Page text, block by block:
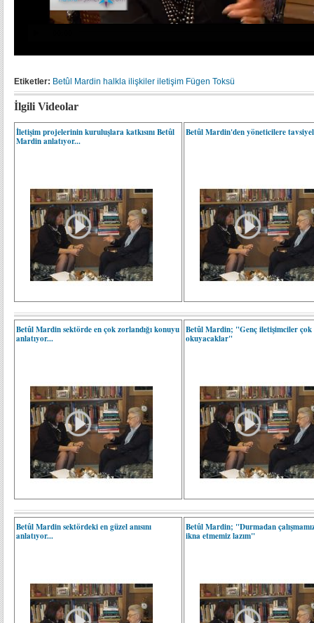
Etiketler: Betûl Mardin halkla ilişkiler iletişim Fügen Toksü
İlgili Videolar
İletişim projelerinin kuruluşlara katkısını Betûl
Mardin anlatıyor...
Betûl Mardin'den yöneticilere
Betûl Mardin sektörde en çok zorlandığı konuyu
anlatıyor...
Betûl Mardin; "Genç iletişimciler çok
okuyacaklar"
Betûl Mardin sektördeki en güzel anısını
anlatıyor...
Betûl Mardin; "Durmadan
ikna etmemiz lazım"